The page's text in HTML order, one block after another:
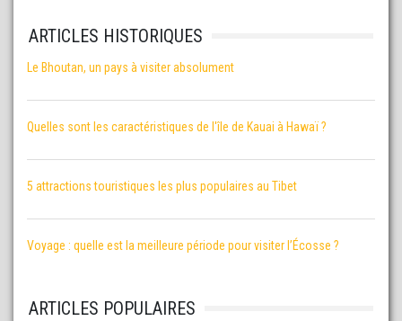
ARTICLES HISTORIQUES
Le Bhoutan, un pays à visiter absolument
Quelles sont les caractéristiques de l'île de Kauai à Hawaï ?
5 attractions touristiques les plus populaires au Tibet
Voyage : quelle est la meilleure période pour visiter l’Écosse ?
ARTICLES POPULAIRES